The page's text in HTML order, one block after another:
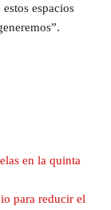
espacios
en la quinta
para reducir el